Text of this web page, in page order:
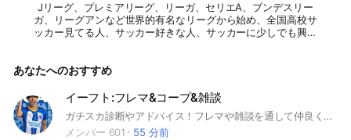
Jリーグ、プレミアリーグ、リーガ、セリエA、ブンデスリー
ガ、リーグアンなど世界的有名なリーグから始め、全国高校サ
ッカー見てる人、サッカー好きな人、サッカーに少しでも興味
トークはサッカーグル付属のグループでお願いします🙇‍♂️ 【ル
あなたへのおすすめ
イーフト:フレマ&コープ&雑談
ガチスカ診断やアドバイス！フレマや雑談を通して仲良くなりましょ！#イーフットボール #イーフト #雑談 イーフト イーフットボール 無課金
メンバー 601
55 分前